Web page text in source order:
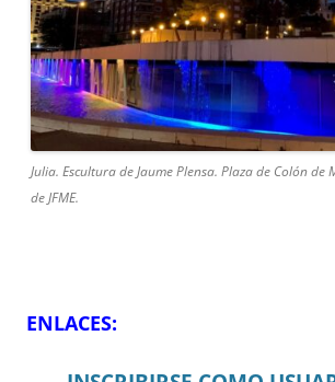
Julia. Escultura de Jaume Plensa. Plaza de Colón
de JFME.
ENLACES: